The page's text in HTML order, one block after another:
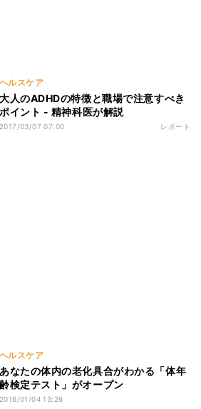
ヘルスケア
大人のADHDの特徴と職場で注意すべき
ポイント - 精神科医が解説
2017/03/07 07:00 レポート
ヘルスケア
あなたの体内の老化具合がわかる「体年
齢検定テスト」がオープン
2016/01/04 13:26